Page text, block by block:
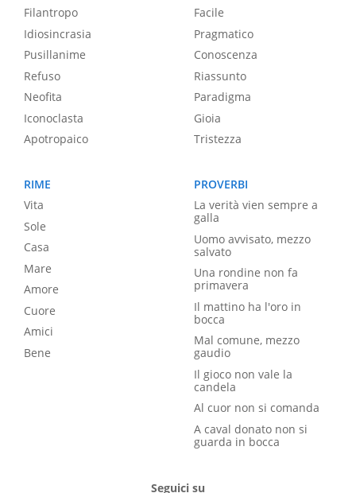
Filantropo
Idiosincrasia
Pusillanime
Refuso
Neofita
Iconoclasta
Apotropaico
Facile
Pragmatico
Conoscenza
Riassunto
Paradigma
Gioia
Tristezza
RIME
Vita
Sole
Casa
Mare
Amore
Cuore
Amici
Bene
PROVERBI
La verità vien sempre a
galla
Uomo avvisato, mezzo
salvato
Una rondine non fa
primavera
Il mattino ha l'oro in
bocca
Mal comune, mezzo
gaudio
Il gioco non vale la
candela
Al cuor non si comanda
A caval donato non si
guarda in bocca
Seguici su